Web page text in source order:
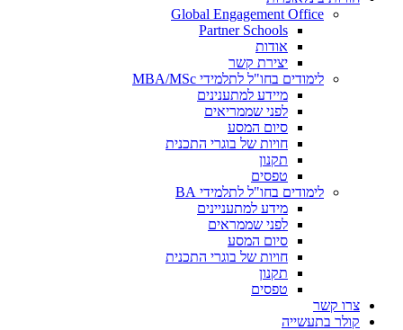
Global Engagement Office
Partner Schools
אודות
יצירת קשר
לימודים בחו"ל לתלמידי MBA/MSc
מיידע למתענינים
לפני שממריאים
סיום המסע
חויות של בוגרי התכנית
תקנון
טפסים
לימודים בחו"ל לתלמידי BA
מידע למתעניינים
לפני שממראים
סיום המסע
חויות של בוגרי התכנית
תקנון
טפסים
צרו קשר
קולר בתעשייה